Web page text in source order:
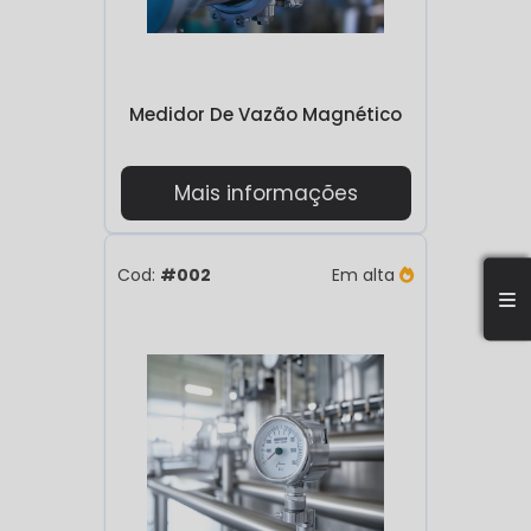
do tipo de tecnologia utilizada, o medidor pode
ou eletromagnetismo. Uma vez capturados os
informações e exibe o valor correspondente ao
fluxo diretamente em um display digital,
facilitando a visualização e o controle.
em diferentes aplicações, como em tubulações
de água, gases, produtos químicos e até vapor.
A possibilidade de integração com sistemas de
automação e controle também faz com que
esses dispositivos sejam essenciais em
operações industriais que exigem
Medidor De Vazão Magnético
Mais informações
Cod: #002 Em alta